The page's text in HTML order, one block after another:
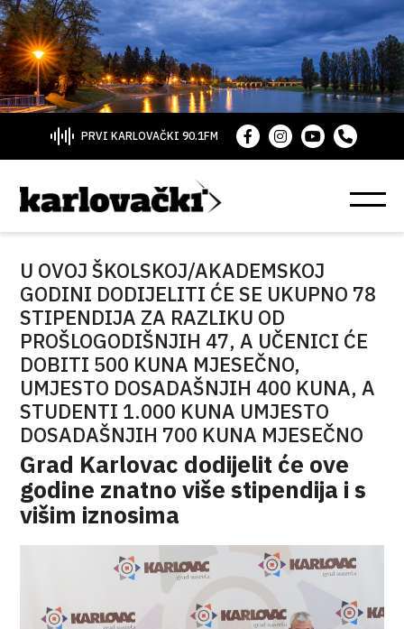
PRVI KARLOVAČKI 90.1FM
U OVOJ ŠKOLSKOJ/AKADEMSKOJ
GODINI DODIJELITI ĆE SE UKUPNO 78
STIPENDIJA ZA RAZLIKU OD
PROŠLOGODIŠNJIH 47, A UČENICI ĆE
DOBITI 500 KUNA MJESEČNO,
UMJESTO DOSADAŠNJIH 400 KUNA, A
STUDENTI 1.000 KUNA UMJESTO
DOSADAŠNJIH 700 KUNA MJESEČNO
Grad Karlovac dodijelit će ove
godine znatno više stipendija i s
višim iznosima